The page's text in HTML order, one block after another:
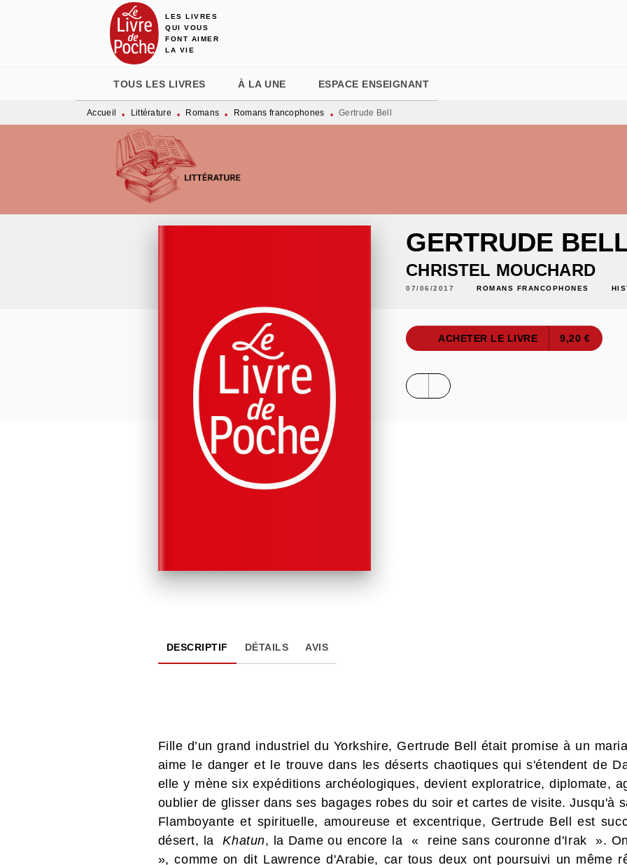
MENU RECHERCHE
LES LIVRES
QUI VOUS
FONT AIMER
LA VIE
TOUS LES LIVRES À LA UNE ESPACE ENSEIGNANT
Accueil • Littérature • Romans • Romans francophones • Gertrude Bell
GERTRUDE
CHRISTEL MOUCHARD
07/06/2017 ROMANS FRANCOPHONES
ACHETER LE LIVRE 9,20 €
DESCRIPTIF DÉTAILS AVIS
Fille d’un grand industriel du Yorkshire, Gertrude Bell était promise à un
aime le danger et le trouve dans les déserts chaotiques qui s'étendent de
elle y mène six expéditions archéologiques, devient exploratrice, diplomate,
oublier de glisser dans ses bagages robes du soir et cartes de visite. Jusqu'à
Flamboyante et spirituelle, amoureuse et excentrique, Gertrude Bell est
désert, laKhatun, la Dame ou encore la « reine sans couronne d'Irak ».
», comme on dit Lawrence d'Arabie, car tous deux ont poursuivi un même